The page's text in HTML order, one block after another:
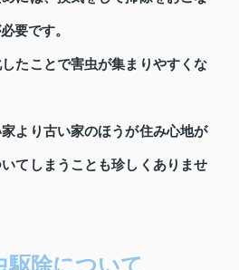
要です。
たことで害虫が集まりやすくな
より古い家のほうが住み心地が
てしまうことも珍しくありませ